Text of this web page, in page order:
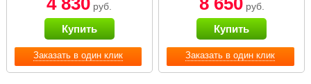
Заказать в один клик
руб.
Купить
Заказать в один клик
Small
руб.
Купить